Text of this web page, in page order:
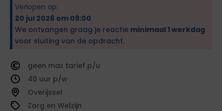
Verlopen op:
20 jul 2026 om 09:00
We ontvangen graag je reactie minimaal 1 werkdag
voor sluiting van de opdracht.
geen
tarief
40
Overijssel
Zorg en Welzijn